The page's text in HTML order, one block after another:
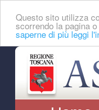
Questo sito utilizza
scorrendo la pagina
saperne di più leggi